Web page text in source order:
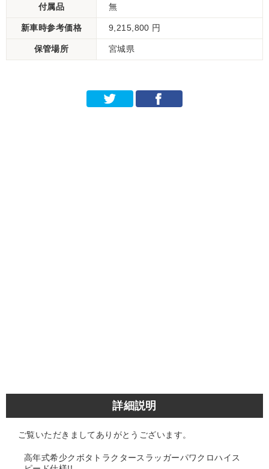
付属品 無
新車時参考価格 9,215,800 円
保管場所 宮城県
詳細説明
ご覧いただきましてありがとうございます。
高年式希少クボタトラクタースラッガーパワクロハイス